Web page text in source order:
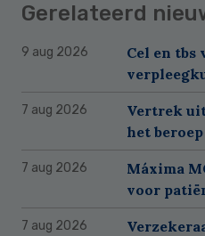
Gerelateerd
9 aug 2026
Cel en tbs
7 aug 2026
Vertrek
het beroep
7 aug 2026
Máxima
voor
7 aug 2026